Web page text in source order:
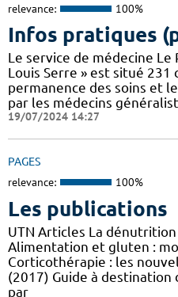
relevance: 100%
Infos pratiques
Le service de médecine Le
Louis Serre » est situé 231
permanence des soins et
par les médecins
19/07/2024 14:27
PAGES
relevance: 100%
Les publications
UTN Articles La
Alimentation et gluten :
Corticothérapie : les
(2017) Guide à
par